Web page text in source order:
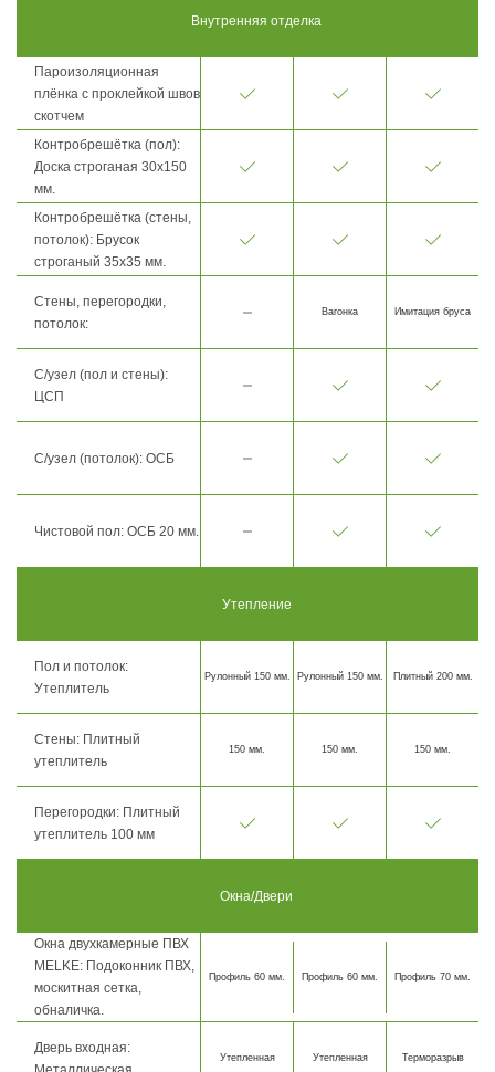
Внутренняя отделка
Пароизоляционная
плёнка с проклейкой швов
скотчем
Контробрешётка (пол):
Доска строганая 30х150
мм.
Контробрешётка (стены,
потолок): Брусок
строганый 35х35 мм.
Стены, перегородки,
потолок:
Вагонка Имитация бруса
С/узел (пол и стены):
ЦСП
С/узел (потолок): ОСБ
Чистовой пол: ОСБ 20 мм.
Утепление
Пол и потолок:
Утеплитель
Рулонный 150 мм. Рулонный 150 мм. Плитный 200 мм.
Стены: Плитный
утеплитель
150 мм. 150 мм. 150 мм.
Перегородки: Плитный
утеплитель 100 мм
Окна/Двери
Окна двухкамерные ПВХ
MELKE: Подоконник ПВХ,
москитная сетка,
обналичка.
Профиль 60 мм. Профиль 60 мм. Профиль 70 мм.
Дверь входная:
Утепленная Утепленная Терморазрыв